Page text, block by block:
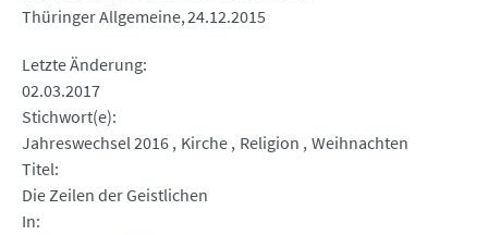
Thüringer Allgemeine 24.12.2015
Letzte Änderung
02.03.2017
Stichwort(e)
Jahreswechsel 2016 Kirche Religion Weihnachten
Titel
Die Zeilen der Geistlichen
In